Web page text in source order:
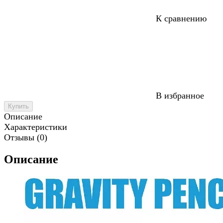
К сравнению
В избранное
Купить
Описание
Характеристики
Отзывы (0)
Описание